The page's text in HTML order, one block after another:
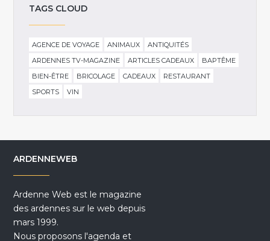
TAGS CLOUD
AGENCE DE VOYAGE ANIMAUX
ANTIQUITÉS
ARDENNES TV-MAGAZINE
ARTICLES CADEAUX
BAPTÊME
BIEN-ÊTRE
BRICOLAGE CADEAUX
RESTAURANT
SPORTS
VIN
ARDENNEWEB
Ardenne Web est le magazine
des ardennes sur le web depuis
mars 1999.
Nous proposons l'agenda et